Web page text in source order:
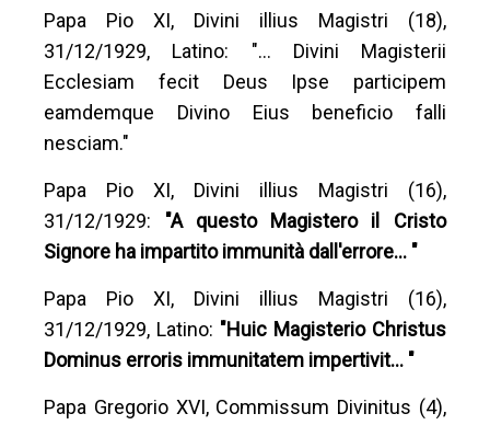
Papa Pio XI, Divini illius Magistri (18),
31/12/1929, Latino: "… Divini Magisterii
Ecclesiam fecit Deus Ipse participem
eamdemque Divino Eius beneficio falli
nesciam."
Papa Pio XI, Divini illius Magistri (16),
31/12/1929: "A questo Magistero il Cristo
Signore ha impartito immunità dall'errore… "
Papa Pio XI, Divini illius Magistri (16),
31/12/1929, Latino: "Huic Magisterio Christus
Dominus erroris immunitatem impertivit… "
Papa Gregorio XVI, Commissum Divinitus (4),